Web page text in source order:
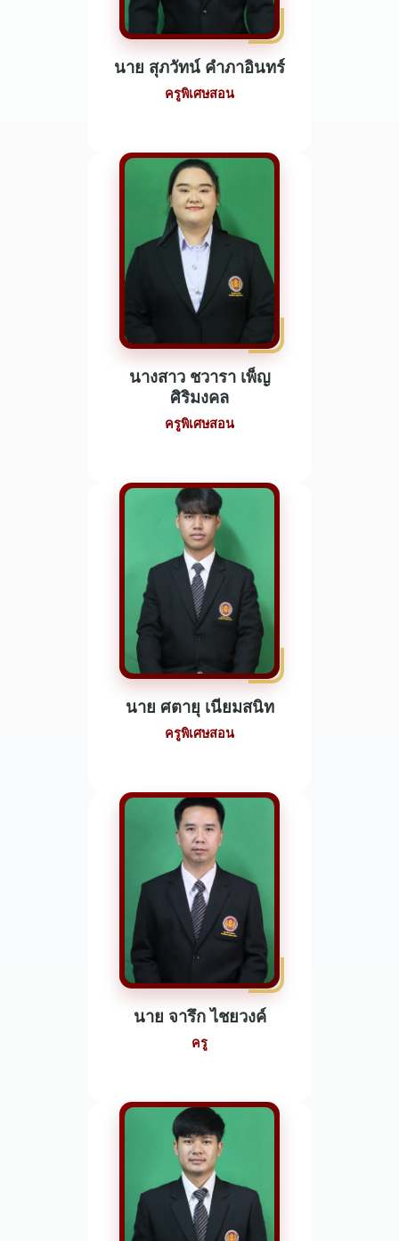
นาย สุภวัทน์ คำภาอินทร์
ครูพิเศษสอน
นางสาว ชวารา เพ็ญ
ศิริมงคล
ครูพิเศษสอน
นาย ศตายุ เนียมสนิท
ครูพิเศษสอน
นาย จารึก ไชยวงค์
ครู